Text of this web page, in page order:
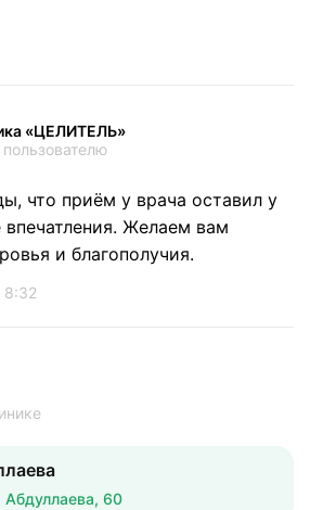
«ЦЕЛИТЕЛЬ»
пользователю
что приём у врача оставил у
впечатления. Желаем вам
и благополучия.
8:32
60